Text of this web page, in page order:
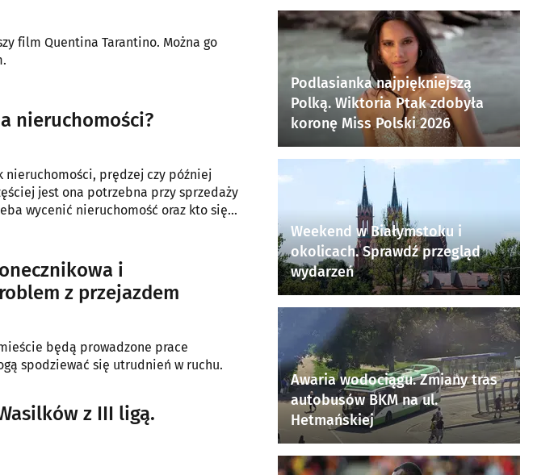
film Quentina Tarantino. Można go
nieruchomości?
nieruchomości, prędzej czy później
jest ona potrzebna przy sprzedaży
wycenić nieruchomość oraz kto się
i
z przejazdem
będą prowadzone prace
spodziewać się utrudnień w ruchu.
z III ligą.
Podlasianka najpiękniejszą
Polką. Wiktoria Ptak zdobyła
koronę Miss Polski 2026
Weekend w Białymstoku i
okolicach. Sprawdź przegląd
wydarzeń
Awaria wodociągu. Zmiany tras
autobusów BKM na ul.
Hetmańskiej